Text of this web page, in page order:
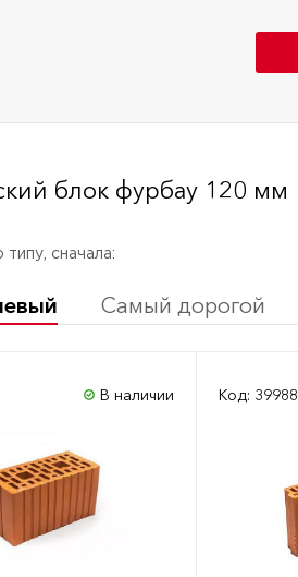
блок фурбау 120 мм
типу, сначала:
Самый дорогой
В наличии Код: 39988